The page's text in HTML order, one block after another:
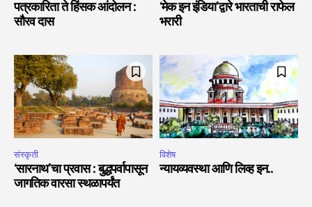
पत्रकारिता ते हिंसक आंदोलन :
सौरव दास
‘मेक इन इंडिया’द्वारे भारताची राफेल
भरारी
संस्कृती
‘सारनाथ’चा प्रवास : बुद्धपर्वापासून
जागतिक वारसा स्थळापर्यंत
विशेष
न्यायव्यवस्था आणि लिव्ह इन..